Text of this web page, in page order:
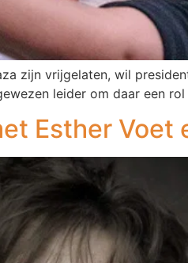
zijn vrijgelaten, wil
leider om daar een
Esther Voet